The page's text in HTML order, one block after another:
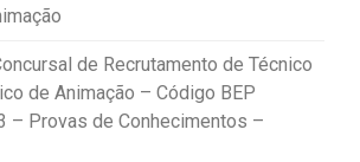
de Recrutamento de Técnico
de Animação – Código BEP
– Provas de Conhecimentos –